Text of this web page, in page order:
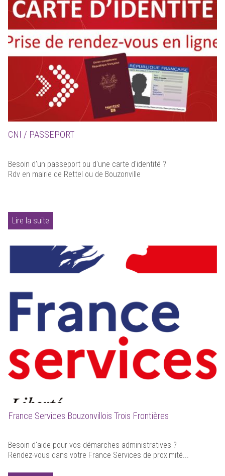
CNI / PASSEPORT
Besoin d'un passeport ou d'une carte d'identité ?
Rdv en mairie de Rettel ou de Bouzonville
Lire la suite
France Services Bouzonvillois Trois Frontières
Besoin d'aide pour vos démarches administratives ?
Rendez-vous dans votre France Services de proximité...